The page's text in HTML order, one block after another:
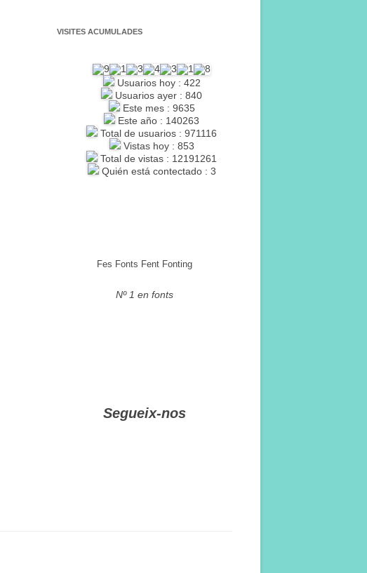
VISITES ACUMULADES
Usuarios hoy : 422
Usuarios ayer : 840
Este mes : 9635
Este año : 140263
Total de usuarios : 971116
Vistas hoy : 853
Total de vistas : 12191261
Quién está contectado : 3
Fes Fonts Fent Fonting
Nº 1 en fonts
Segueix-nos